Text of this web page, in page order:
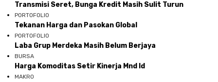
Transmisi Seret, Bunga Kredit Masih Sulit Turun
PORTOFOLIO
Tekanan Harga dan Pasokan Global
PORTOFOLIO
Laba Grup Merdeka Masih Belum Berjaya
BURSA
Harga Komoditas Setir Kinerja Mnd Id
MAKRO